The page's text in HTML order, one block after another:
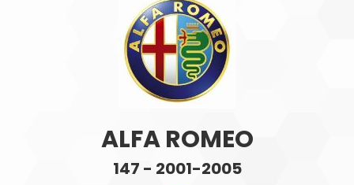
ALFA ROMEO
147 - 2001-2005